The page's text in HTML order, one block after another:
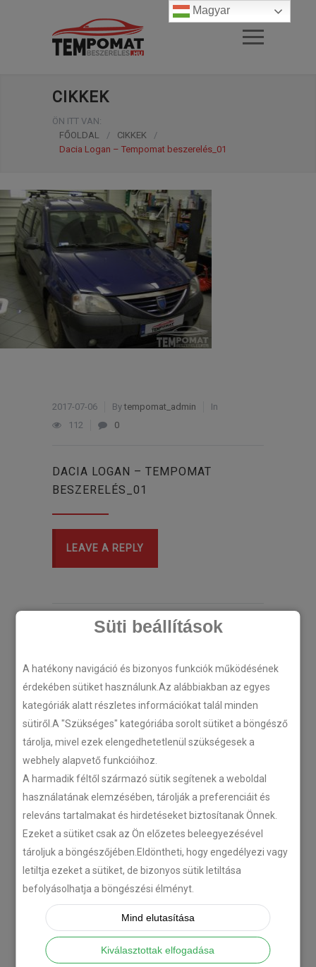
Süti beállítások
A hatékony navigáció és bizonyos funkciók működésének
érdekében sütiket használunk.Az alábbiakban az egyes
kategóriák alatt részletes információkat talál minden
sütiről.A "Szükséges" kategóriába sorolt sütiket a böngésző
tárolja, mivel ezek elengedhetetlenül szükségesek a
webhely alapvető funkcióihoz.
A harmadik féltől származó sütik segítenek a weboldal
használatának elemzésében, tárolják a preferenciáit és
releváns tartalmakat és hirdetéseket biztosítanak Önnek.
Ezeket a sütiket csak az Ön előzetes beleegyezésével
tároljuk a böngészőjében.Eldöntheti, hogy engedélyezi vagy
letiltja ezeket a sütiket, de bizonyos sütik letiltása
befolyásolhatja a böngészési élményt.
Mind elutasítása
Kiválasztottak elfogadása
CIKKEK
ÖN ITT VAN:
FŐOLDAL
/ CIKKEK
/
Dacia Logan – Tempomat beszerelés_01
2017-07-06 Bytempomat_admin
In
112
0
DACIA LOGAN – TEMPOMAT
BESZERELÉS_01
LEAVE A REPLY
LEGÚJABB CIKKEK
N-szériás teherautókhoz
2018-07-26
Isuzu D-MAX 2006 –
Tempomat beszerelés
2018-06-12
Citroën C-Zero tempomat
2018-02-14
Magyar